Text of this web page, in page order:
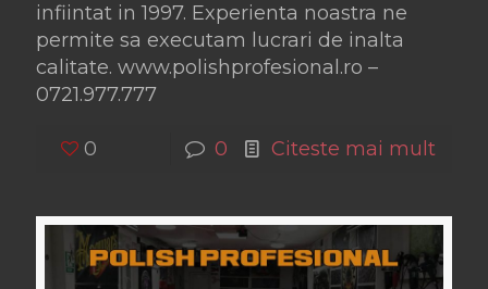
infiintat in 1997. Experienta noastra ne
permite sa executam lucrari de inalta
calitate. www.polishprofesional.ro –
0721.977.777
0 0 Citeste mai mult